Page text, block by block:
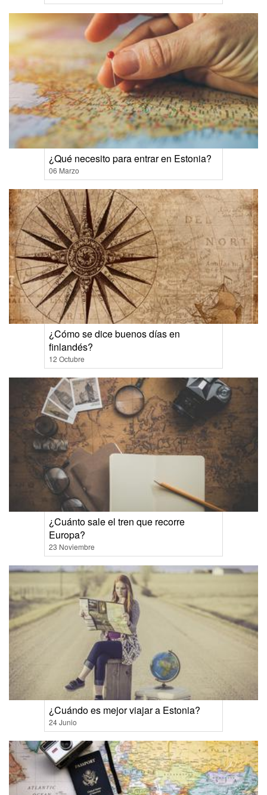
¿Qué necesito para entrar en Estonia?
06 Marzo
¿Cómo se dice buenos días en
finlandés?
12 Octubre
¿Cuánto sale el tren que recorre
Europa?
23 Noviembre
¿Cuándo es mejor viajar a Estonia?
24 Junio